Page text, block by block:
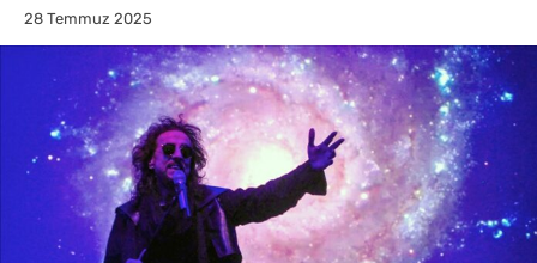
28 Temmuz 2025